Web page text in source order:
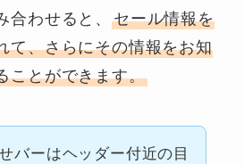
合わせると、セール情報を
て、さらにその情報をお知
ことができます。
バーはヘッダー付近の目